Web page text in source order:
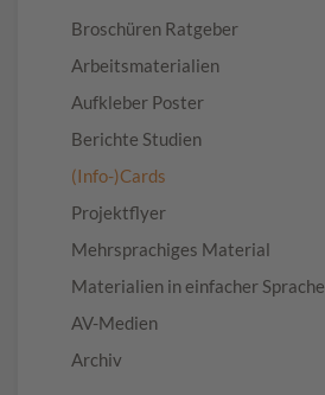
Broschüren Ratgeber
Arbeitsmaterialien
Aufkleber Poster
Berichte Studien
(Info-)Cards
Projektflyer
Mehrsprachiges Material
Materialien in einfacher Sprache
AV-Medien
Archiv